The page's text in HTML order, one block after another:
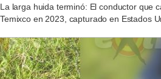
La larga huida terminó: El conductor que
Temixco en 2023, capturado en Estados